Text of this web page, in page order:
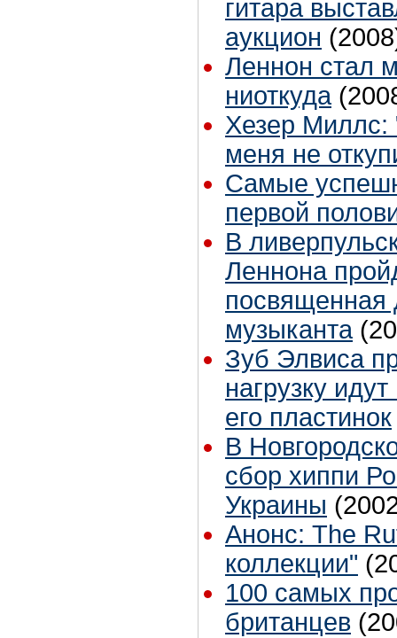
гитара
аукцион
Леннон стал
ниоткуда
Хезер Миллс:
меня не
Самые
первой
В
Леннона
посвященная
музыканта
Зуб Элвиса
нагрузку
его пластинок
В
сбор хиппи
Украины
Анонс: The
коллекции"
100 самых
британцев